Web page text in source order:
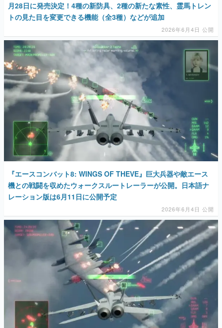
月28日に発売決定！4種の新防具、2種の新たな素性、霊馬トレン
トの見た目を変更できる機能（全3種）などが追加
2026年6月4日 公開
『エースコンバット8: WINGS OF THEVE』巨大兵器や敵エース
機との戦闘を収めたウォークスルートレーラーが公開。日本語ナ
レーション版は6月11日に公開予定
2026年6月4日 公開